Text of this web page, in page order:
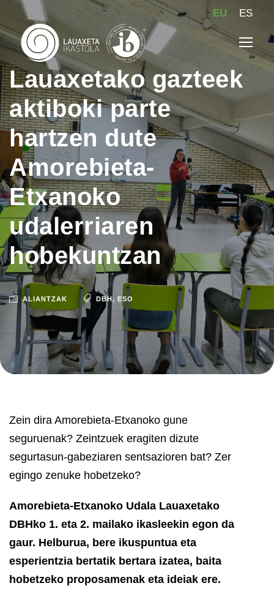
EU ES
Lauaxetako gazteek
aktiboki parte
hartzen dute
Amorebieta-
Etxanoko
udalerriaren
hobekuntzan
ALIANTZAK DBH, ESO
Zein dira Amorebieta-Etxanoko gune
seguruenak? Zeintzuek eragiten dizute
segurtasun-gabeziaren sentsazioren bat? Zer
egingo zenuke hobetzeko?
Amorebieta-Etxanoko Udala Lauaxetako
DBHko 1. eta 2. mailako ikasleekin egon da
gaur. Helburua, bere ikuspuntua eta
esperientzia bertatik bertara izatea, baita
hobetzeko proposamenak eta ideiak ere.